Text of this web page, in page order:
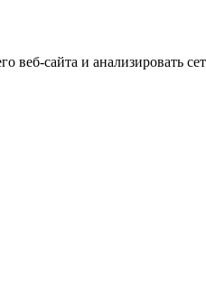
сайта и анализировать